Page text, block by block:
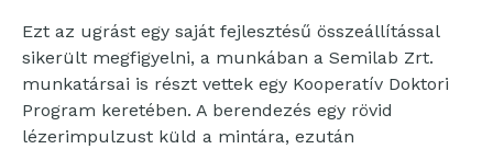
Ezt az ugrást egy saját fejlesztésű összeállítással
sikerült megfigyelni, a munkában a Semilab Zrt.
munkatársai is részt vettek egy Kooperatív Doktori
Program keretében. A berendezés egy rövid
lézerimpulzust küld a mintára, ezután